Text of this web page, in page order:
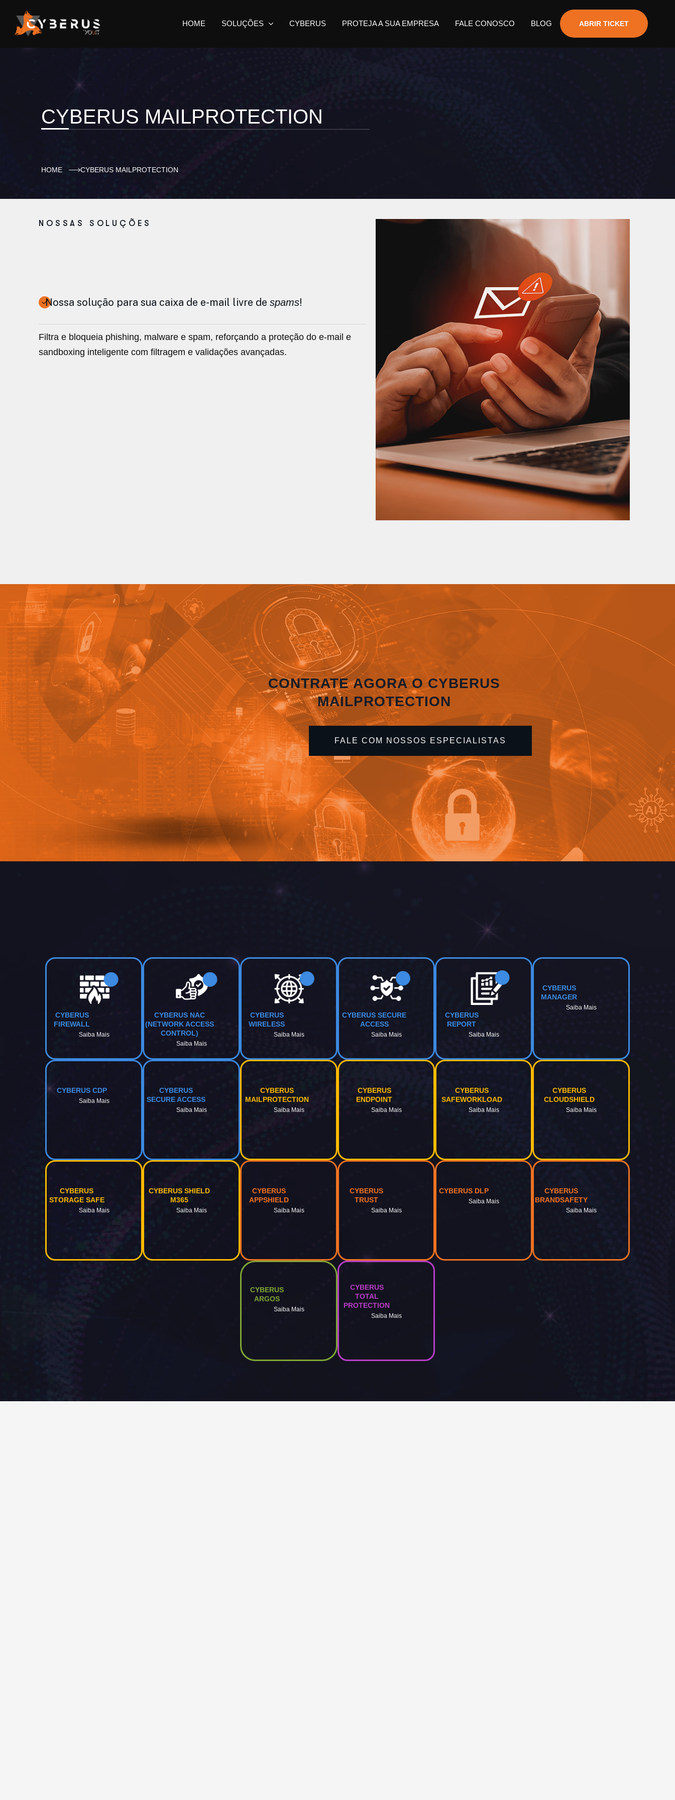
HOME SOLUÇÕES CYBERUS PROTEJA A SUA EMPRESA FALE CONOSCO BLOG ABRIR TICKET
CYBERUS MAILPROTECTION
HOME CYBERUS MAILPROTECTION
NOSSAS SOLUÇÕES
Nossa solução para sua caixa de e-mail livre despams!
Filtra e bloqueia phishing, malware e spam, reforçando a proteção do e-mail e
sandboxing inteligente com filtragem e validações avançadas.
CONTRATE AGORA O CYBERUS
MAILPROTECTION
CYBERUS
FIREWALL
Saiba Mais
CYBERUS NAC
(NETWORK ACCESS
CONTROL)
Saiba Mais
CYBERUS
WIRELESS
Saiba Mais
CYBERUS SECURE
ACCESS
Saiba Mais
CYBERUS
REPORT
Saiba Mais
CYBERUS
MANAGER
Saiba Mais
CYBERUS CDP
Saiba Mais
CYBERUS
SECURE ACCESS
Saiba Mais
CYBERUS
MAILPROTECTION
Saiba Mais
CYBERUS
ENDPOINT
Saiba Mais
CYBERUS
SAFEWORKLOAD
Saiba Mais
CYBERUS
CLOUDSHIELD
Saiba Mais
CYBERUS
STORAGE SAFE
Saiba Mais
CYBERUS SHIELD
M365
Saiba Mais
CYBERUS
APPSHIELD
Saiba Mais
CYBERUS
TRUST
Saiba Mais
CYBERUS DLP
Saiba Mais
CYBERUS
BRANDSAFETY
Saiba Mais
CYBERUS
ARGOS
Saiba Mais
CYBERUS
TOTAL
PROTECTION
Saiba Mais